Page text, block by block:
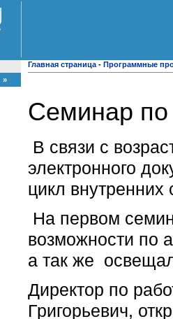
Главная страница - Программные
Семинар
В связи с
электронного
цикл
На первом
возможности по
а так же
Директор по
Григорьевич,